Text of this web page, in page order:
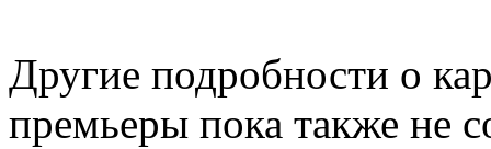
Другие подробности о
премьеры пока также не